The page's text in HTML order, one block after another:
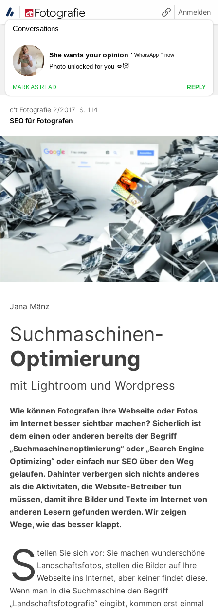
Anmelden
c't Fotografie 2/2017 S. 114
SEO für Fotografen
Jana Mänz
Suchmaschinen-
Optimierung
mit Lightroom und Wordpress
Wie können Fotografen ihre Webseite oder Fotos
im Internet besser sichtbar machen? Sicherlich ist
dem einen oder anderen bereits der Begriff
„Suchmaschinenoptimierung“ oder „Search Engine
Optimizing“ oder einfach nur SEO über den Weg
gelaufen. Dahinter verbergen sich nichts anderes
als die Aktivitäten, die Website-Betreiber tun
müssen, damit ihre Bilder und Texte im Internet von
anderen Lesern gefunden werden. Wir zeigen
Wege, wie das besser klappt.
S tellen Sie sich vor: Sie machen wunderschöne
Landschaftsfotos, stellen die Bilder auf Ihre
Webseite ins Internet, aber keiner findet diese.
Wenn man in die Suchmaschine den Begriff
„Landschaftsfotografie“ eingibt, kommen erst einmal